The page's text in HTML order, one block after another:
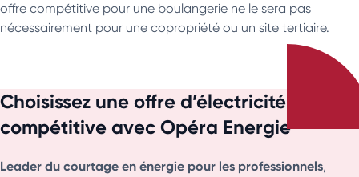
offre compétitive pour une boulangerie ne le sera pas
nécessairement pour une copropriété ou un site tertiaire.
Choisissez une offre d’électricité pro
compétitive avec Opéra Energie
Leader du courtage en énergie pour les professionnels,